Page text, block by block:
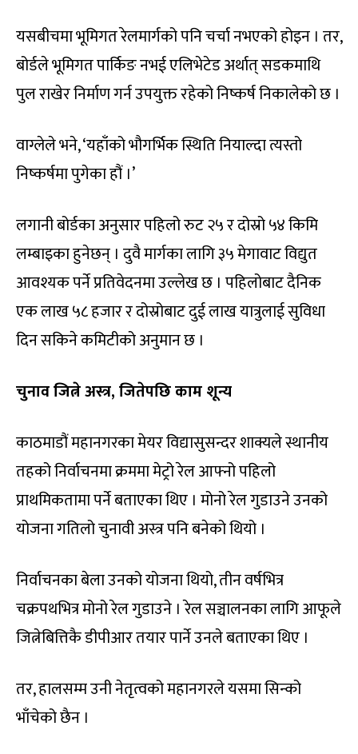
यसबीचमा भूमिगत रेलमार्गको पनि चर्चा नभएको होइन । तर,
बोर्डले भूमिगत पार्किङ नभई एलिभेटेड अर्थात् सडकमाथि
पुल राखेर निर्माण गर्न उपयुक्त रहेको निष्कर्ष निकालेको छ ।
वाग्लेले भने, ‘यहाँको भौगर्भिक स्थिति नियाल्दा त्यस्तो
निष्कर्षमा पुगेका हौं ।’
लगानी बोर्डका अनुसार पहिलो रुट २५ र दोस्रो ५४ किमि
लम्बाइका हुनेछन् । दुवै मार्गका लागि ३५ मेगावाट विद्युत
आवश्यक पर्ने प्रतिवेदनमा उल्लेख छ । पहिलोबाट दैनिक
एक लाख ५८ हजार र दोस्रोबाट दुई लाख यात्रुलाई सुविधा
दिन सकिने कमिटीको अनुमान छ ।
चुनाव जित्ने अस्त्र, जितेपछि काम शून्य
काठमाडौं महानगरका मेयर विद्यासुसन्दर शाक्यले स्थानीय
तहको निर्वाचनमा क्रममा मेट्रो रेल आफ्नो पहिलो
प्राथमिकतामा पर्ने बताएका थिए । मोनो रेल गुडाउने उनको
योजना गतिलो चुनावी अस्त्र पनि बनेको थियो ।
निर्वाचनका बेला उनको योजना थियो, तीन वर्षभित्र
चक्रपथभित्र मोनो रेल गुडाउने । रेल सञ्चालनका लागि आफूले
जित्नेबित्तिकै डीपीआर तयार पार्ने उनले बताएका थिए ।
तर, हालसम्म उनी नेतृत्वको महानगरले यसमा सिन्को
भाँचेको छैन ।